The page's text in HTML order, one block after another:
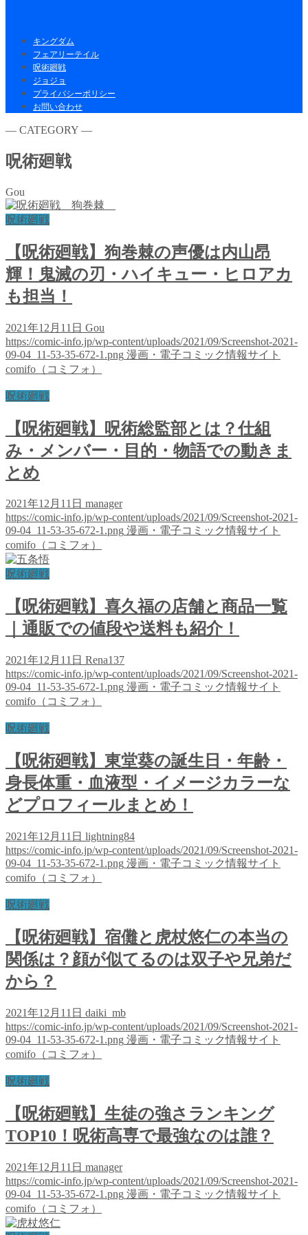
キングダム
フェアリーテイル
呪術廻戦
ジョジョ
プライバシーポリシー
お問い合わせ
― CATEGORY ―
呪術廻戦
Gou
呪術廻戦
【呪術廻戦】狗巻棘の声優は内山昂
輝！鬼滅の刃・ハイキュー・ヒロアカ
も担当！
2021年12月11日 Gou
https://comic-info.jp/wp-content/uploads/2021/09/Screenshot-2021-
09-04_11-53-35-672-1.png 漫画・電子コミック情報サイト
comifo（コミフォ）
呪術廻戦
【呪術廻戦】呪術総監部とは？仕組
み・メンバー・目的・物語での動きま
とめ
2021年12月11日 manager
https://comic-info.jp/wp-content/uploads/2021/09/Screenshot-2021-
09-04_11-53-35-672-1.png 漫画・電子コミック情報サイト
comifo（コミフォ）
呪術廻戦
【呪術廻戦】喜久福の店舗と商品一覧
｜通販での値段や送料も紹介！
2021年12月11日 Rena137
https://comic-info.jp/wp-content/uploads/2021/09/Screenshot-2021-
09-04_11-53-35-672-1.png 漫画・電子コミック情報サイト
comifo（コミフォ）
呪術廻戦
【呪術廻戦】東堂葵の誕生日・年齢・
身長体重・血液型・イメージカラーな
どプロフィールまとめ！
2021年12月11日 lightning84
https://comic-info.jp/wp-content/uploads/2021/09/Screenshot-2021-
09-04_11-53-35-672-1.png 漫画・電子コミック情報サイト
comifo（コミフォ）
呪術廻戦
【呪術廻戦】宿儺と虎杖悠仁の本当の
関係は？顔が似てるのは双子や兄弟だ
から？
2021年12月11日 daiki_mb
https://comic-info.jp/wp-content/uploads/2021/09/Screenshot-2021-
09-04_11-53-35-672-1.png 漫画・電子コミック情報サイト
comifo（コミフォ）
呪術廻戦
【呪術廻戦】生徒の強さランキング
TOP10！呪術高専で最強なのは誰？
2021年12月11日 manager
https://comic-info.jp/wp-content/uploads/2021/09/Screenshot-2021-
09-04_11-53-35-672-1.png 漫画・電子コミック情報サイト
comifo（コミフォ）